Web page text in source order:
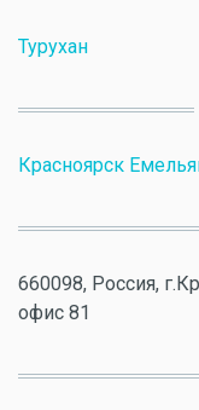
Турухан
Красноярск
660098, Россия,
офис 81